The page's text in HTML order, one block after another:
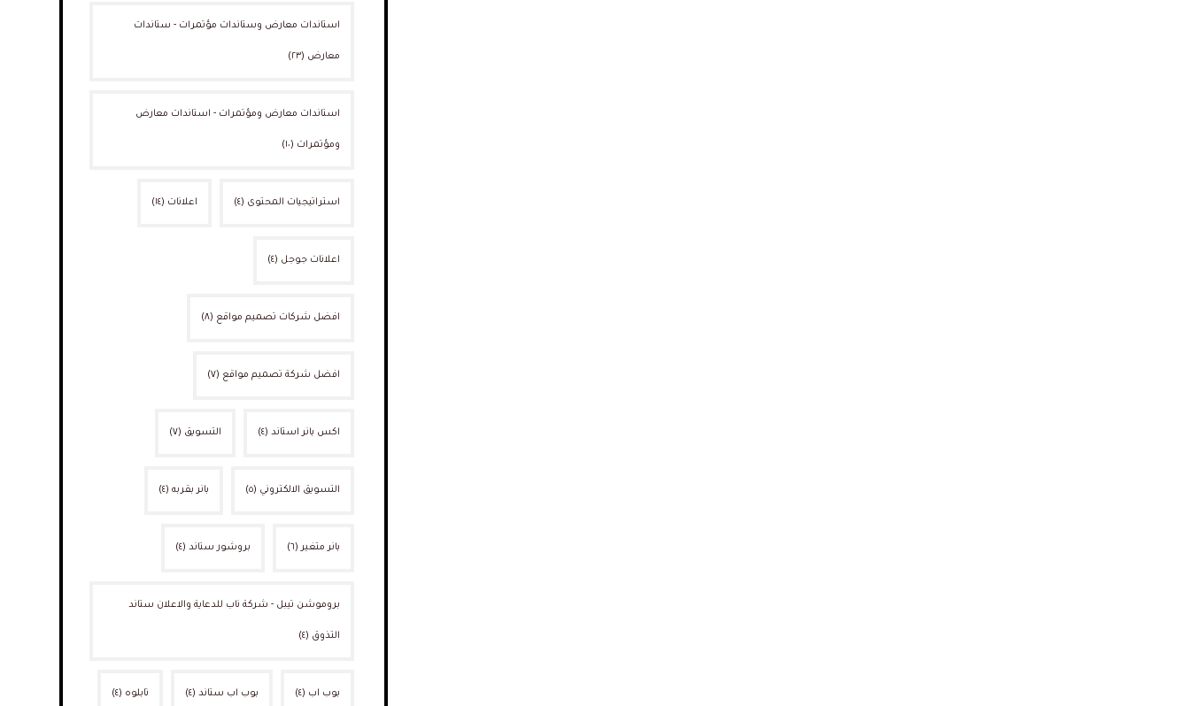
استاندات معارض وستاندات مؤتمرات - ستاندات
معارض (٢٣)
استاندات معارض ومؤتمرات - استاندات معارض
ومؤتمرات (١٠)
استراتيجيات المحتوى (٤) اعلانات (١٤)
اعلانات جوجل (٤)
افضل شركات تصميم مواقع (٨)
افضل شركة تصميم مواقع (٧)
اكس بانر استاند(٤) التسويق (٧)
التسويق الالكتروني (٥) بانر بقربه(٤)
بانر متغير (٦) بروشور ستاند(٤)
بروموشن تيبل - شركة ناب للدعاية والاعلان ستاند
التذوق (٤)
بوب اب (٤) بوب اب ستاند(٤) تابلوه (٤)